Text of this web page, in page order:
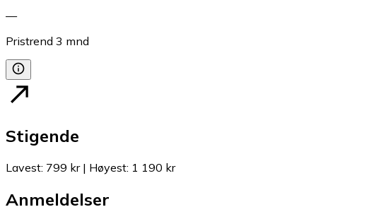
—
Pristrend 3 mnd
Stigende
Lavest: 799 kr| Høyest: 1 190 kr
Anmeldelser